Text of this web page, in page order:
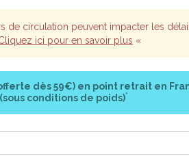
de circulation peuvent impacter les
ici pour en savoir plus «
dès 59€) en point retrait en
(sous conditions de poids)*